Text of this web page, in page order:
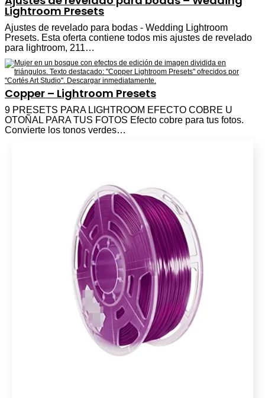
Lightroom Presets
Ajustes de revelado para bodas - Wedding Lightroom
Presets. Esta oferta contiene todos mis ajustes de revelado
para lightroom, 211…
Copper – Lightroom Presets
9 PRESETS PARA LIGHTROOM EFECTO COBRE U
OTOÑAL PARA TUS FOTOS Efecto cobre para tus fotos.
Convierte los tonos verdes…